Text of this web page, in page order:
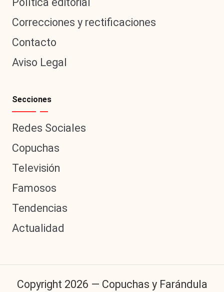
Correcciones y rectificaciones
Contacto
Aviso Legal
Secciones
Redes Sociales
Copuchas
Televisión
Famosos
Tendencias
Actualidad
Copyright 2026 — Copuchas y Farándula